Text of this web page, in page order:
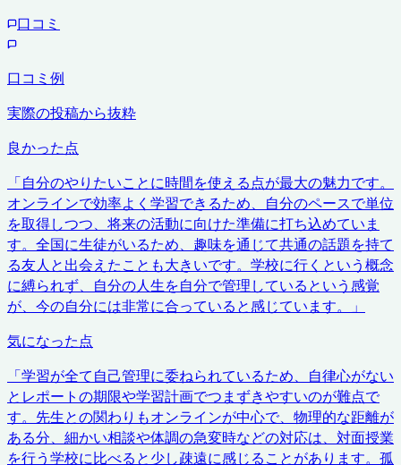
口コミ
口コミ例
実際の投稿から抜粋
良かった点
「自分のやりたいことに時間を使える点が最大の魅力です。
オンラインで効率よく学習できるため、自分のペースで単位
を取得しつつ、将来の活動に向けた準備に打ち込めていま
す。全国に生徒がいるため、趣味を通じて共通の話題を持て
る友人と出会えたことも大きいです。学校に行くという概念
に縛られず、自分の人生を自分で管理しているという感覚
が、今の自分には非常に合っていると感じています。
」
気になった点
「学習が全て自己管理に委ねられているため、自律心がない
とレポートの期限や学習計画でつまずきやすいのが難点で
す。先生との関わりもオンラインが中心で、物理的な距離が
ある分、細かい相談や体調の急変時などの対応は、対面授業
を行う学校に比べると少し疎遠に感じることがあります。孤